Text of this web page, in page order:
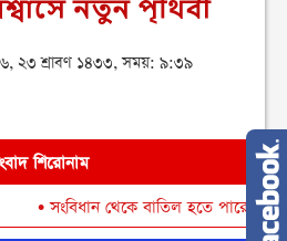
২৩ শ্রাবণ ১৪৩৩, সময়: ৯:৩৯
শিরোনাম
সংবিধান থেকে বাতিল হতে পারে শেখ